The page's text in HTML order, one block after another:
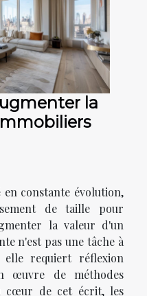
la
constante évolution,
de taille pour
la valeur d'un
n'est pas une tâche à
requiert réflexion
œuvre de méthodes
cœur de cet écrit, les